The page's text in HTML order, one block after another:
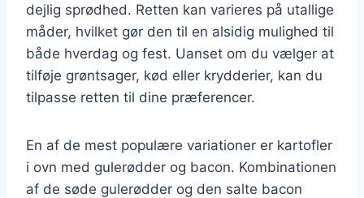
dejlig sprødhed. Retten kan varieres på utallige
måder, hvilket gør den til en alsidig mulighed til
både hverdag og fest. Uanset om du vælger at
tilføje grøntsager, kød eller krydderier, kan du
tilpasse retten til dine præferencer.
En af de mest populære variationer er kartofler
i ovn med gulerødder og bacon. Kombinationen
af de søde gulerødder og den salte bacon